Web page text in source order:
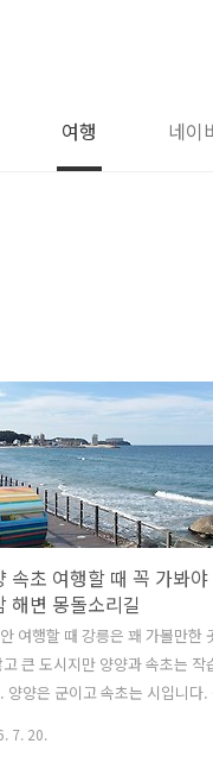
여행 네이
속초 여행할 때 꼭 가봐
해변 몽돌소리길
여행할 때 강릉은 꽤 가볼만한
고 큰 도시지만 양양과 속초는 작
양양은 군이고 속초는 시입니다.
7. 20.